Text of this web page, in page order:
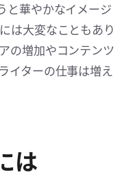
と華やかなイメージ
は大変なこともあり
の増加やコンテンツ
イターの仕事は増え
は